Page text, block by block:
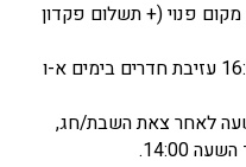
פנוי (+ תשלום פקדון
קבלת חדרים בימים א-ה מהשעה 16:00 עזיבת חדרים בימים א-ו
לאחר צאת השבת/חג,
14:00.